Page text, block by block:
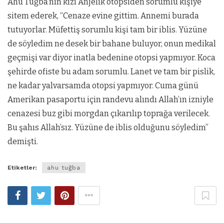
Ahu Tuğba​’nın kızı Anjelik​ otopsiden sorumlu kişiye
sitem ederek, “Cenaze evine gittim. Annemi burada
tutuyorlar. Müfettiş sorumlu kişi tam bir iblis. Yüzüne
de söyledim ne desek bir bahane buluyor, onun medikal
geçmişi var diyor inatla bedenine otopsi yapmıyor. Koca
şehirde ofiste bu adam sorumlu. Lanet ve tam bir pislik,
ne kadar yalvarsamda otopsi yapmıyor. Cuma günü
Amerikan pasaportu için randevu alındı Allah’ın izniyle
cenazesi buz gibi morgdan çıkarılıp toprağa verilecek.
Bu şahıs Allah’sız. Yüzüne de iblis olduğunu söyledim”
demişti.
Etiketler: ahu tuğba